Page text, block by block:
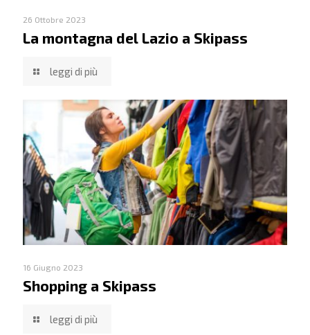
26 Ottobre 2023
La montagna del Lazio a Skipass
leggi di più
16 Giugno 2023
Shopping a Skipass
leggi di più